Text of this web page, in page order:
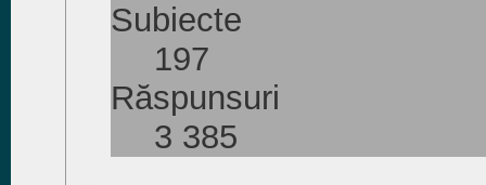
Subiecte
197
Răspunsuri
3 385